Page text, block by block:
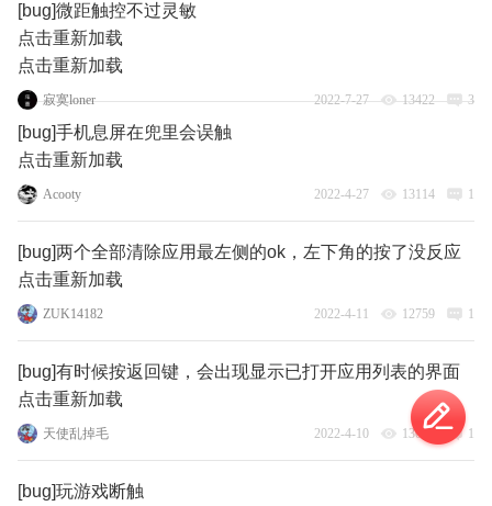
[bug]微距触控不过灵敏
点击重新加载
点击重新加载
寂寞loner 2022-7-27 13422 3
[bug]手机息屏在兜里会误触
点击重新加载
Acooty 2022-4-27 13114 1
[bug]两个全部清除应用最左侧的ok，左下角的按了没反应
点击重新加载
ZUK14182 2022-4-11 12759 1
[bug]有时候按返回键，会出现显示已打开应用列表的界面
点击重新加载
天使乱掉毛 2022-4-10 13036 1
[bug]玩游戏断触